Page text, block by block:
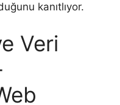
kanıtlıyor.
Veri